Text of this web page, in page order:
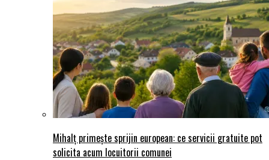
Mihalț primește sprijin european: ce servicii gratuite pot
solicita acum locuitorii comunei